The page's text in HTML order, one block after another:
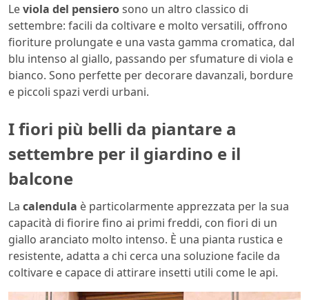
Leviola del pensierosono un altro classico di
settembre: facili da coltivare e molto versatili, offrono
fioriture prolungate e una vasta gamma cromatica, dal
blu intenso al giallo, passando per sfumature di viola e
bianco. Sono perfette per decorare davanzali, bordure
e piccoli spazi verdi urbani.
I fiori più belli da piantare a
settembre per il giardino e il
balcone
La calendula è particolarmente apprezzata per la sua
capacità di fiorire fino ai primi freddi, con fiori di un
giallo aranciato molto intenso. È una pianta rustica e
resistente, adatta a chi cerca una soluzione facile da
coltivare e capace di attirare insetti utili come le api.